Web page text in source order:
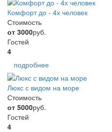
Комфорт до - 4х человек
Стоимость
от 3000руб.
Гостей
4
подробнее
Люкс с видом на море
Стоимость
от 5000руб.
Гостей
4